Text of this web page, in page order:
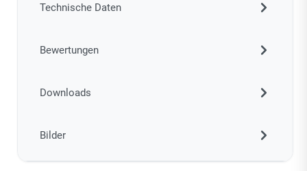
Technische Daten
Bewertungen
Downloads
Bilder